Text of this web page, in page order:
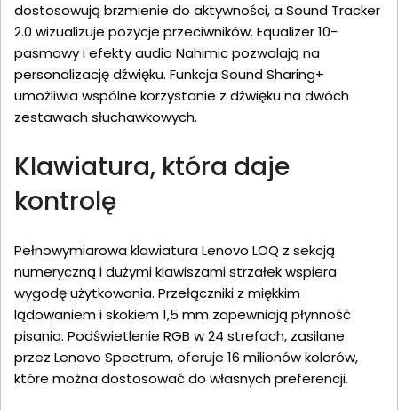
dostosowują brzmienie do aktywności, a Sound Tracker
2.0 wizualizuje pozycje przeciwników. Equalizer 10-
pasmowy i efekty audio Nahimic pozwalają na
personalizację dźwięku. Funkcja Sound Sharing+
umożliwia wspólne korzystanie z dźwięku na dwóch
zestawach słuchawkowych.
Klawiatura, która daje
kontrolę
Pełnowymiarowa klawiatura Lenovo LOQ z sekcją
numeryczną i dużymi klawiszami strzałek wspiera
wygodę użytkowania. Przełączniki z miękkim
lądowaniem i skokiem 1,5 mm zapewniają płynność
pisania. Podświetlenie RGB w 24 strefach, zasilane
przez Lenovo Spectrum, oferuje 16 milionów kolorów,
które można dostosować do własnych preferencji.